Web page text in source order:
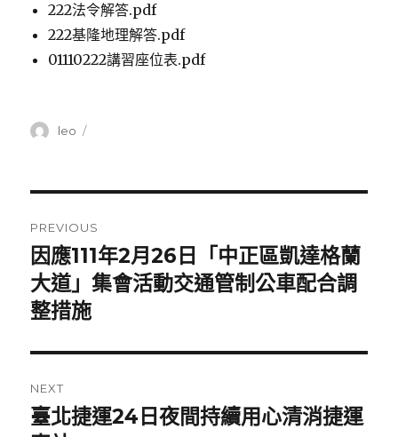
222法令解答.pdf
222基隆地理解答.pdf
01110222講習座位表.pdf
Author
leo
navigation
PREVIOUS
Previous
post:
因應111年2月26日「中正區凱達格蘭
大道」集會活動交通管制公車配合調
整措施
NEXT
Next
臺北捷運24日夜間持續用心清消捷運